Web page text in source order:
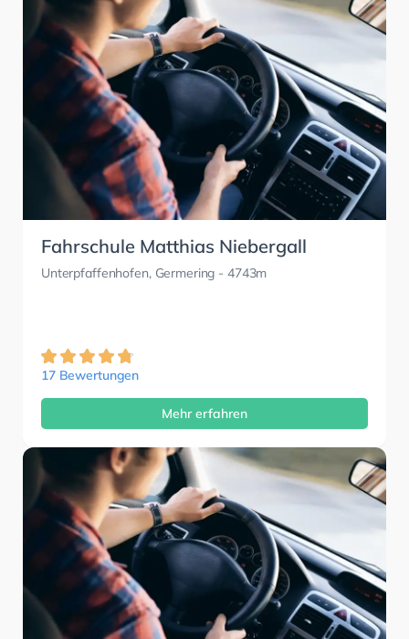
Fahrschule Matthias Niebergall
Unterpfaffenhofen, Germering - 4743m
17 Bewertungen
Mehr erfahren